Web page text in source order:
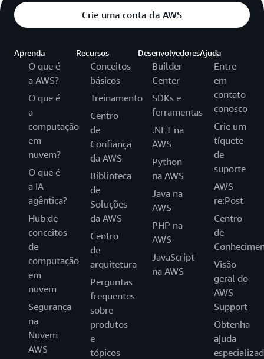
Crie uma conta da AWS
Aprenda
O que é
a AWS?
O que é
a
computação
em
nuvem?
O que é
a IA
agêntica?
Hub de
conceitos
de
computação
em
nuvem
Segurança
na
Nuvem
AWS
Recursos
Conceitos
básicos
Treinamento
Centro
de
Confiança
da AWS
Biblioteca
de
Soluções
da AWS
Centro
de
arquitetura
Perguntas
frequentes
sobre
produtos
e
tópicos
Desenvolvedores
Builder
Center
SDKs e
ferramentas
.NET na
AWS
Python
na AWS
Java na
AWS
PHP na
AWS
JavaScript
na AWS
Ajuda
Entre
em
contato
conosco
Crie um
tíquete
de
suporte
AWS
re:Post
Centro
de
Visão
geral do
AWS
Support
Obtenha
ajuda